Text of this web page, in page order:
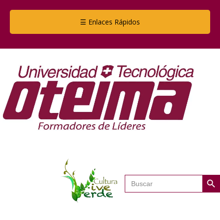
☰ Enlaces Rápidos
Buscar: Botón